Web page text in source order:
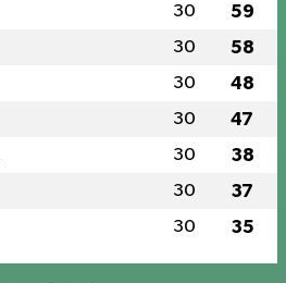
30 59
30 58
30 48
30 47
30 38
30 37
30 35